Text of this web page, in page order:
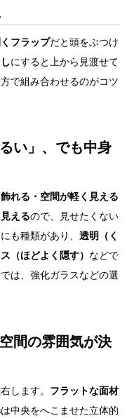
くフラップだと頭をぶつけ
にすると上から見渡せて
で組み合わせるのがコツ
い」、でも中身
れる・空間が軽く見える
えるので、見せたくない
も種類があり、 透明（く
（ほどよく隠す） などで
は、強化ガラスなどの選
間の雰囲気が決
します。 フラットな面材
は中央をへこませた立体的